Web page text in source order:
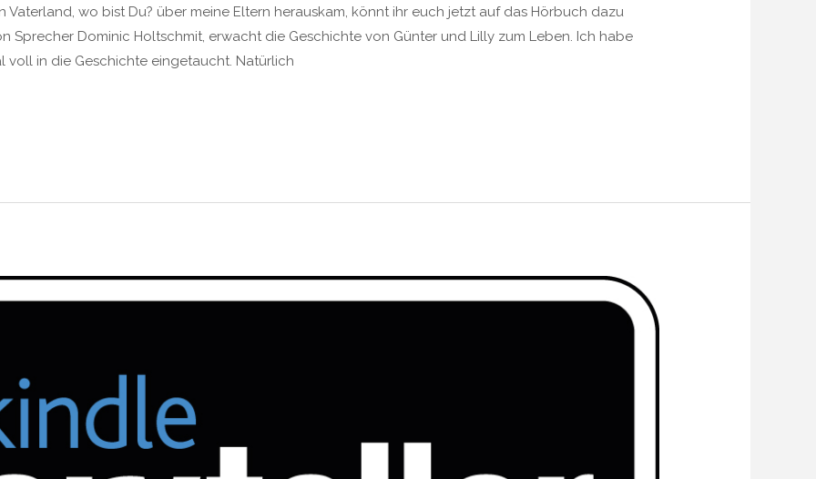
Vaterland, wo bist Du? über meine Eltern herauskam, könnt ihr euch jetzt auf das Hörbuch dazu
Sprecher Dominic Holtschmit, erwacht die Geschichte von Günter und Lilly zum Leben. Ich habe
in die Geschichte eingetaucht. Natürlich